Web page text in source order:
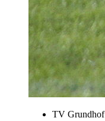
TV Grundhof